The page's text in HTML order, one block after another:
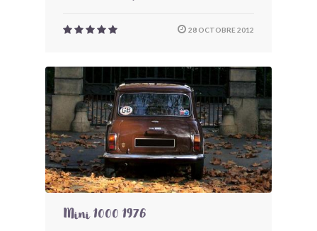
28 OCTOBRE 2012
Mini 1000 1976